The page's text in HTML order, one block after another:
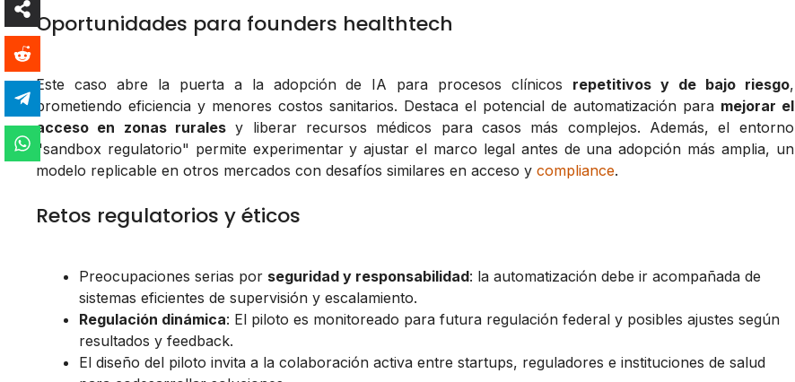
Oportunidades para founders healthtech
Este caso abre la puerta a la adopción de IA para procesos clínicos repetitivos y de bajo riesgo,
prometiendo eficiencia y menores costos sanitarios. Destaca el potencial de automatización para mejorar el
acceso en zonas rurales y liberar recursos médicos para casos más complejos. Además, el entorno
"sandbox regulatorio" permite experimentar y ajustar el marco legal antes de una adopción más amplia, un
modelo replicable en otros mercados con desafíos similares en acceso y compliance.
Retos regulatorios y éticos
Preocupaciones serias por seguridad y responsabilidad: la automatización debe ir acompañada de
sistemas eficientes de supervisión y escalamiento.
Regulación dinámica: El piloto es monitoreado para futura regulación federal y posibles ajustes según
resultados y feedback.
El diseño del piloto invita a la colaboración activa entre startups, reguladores e instituciones de salud